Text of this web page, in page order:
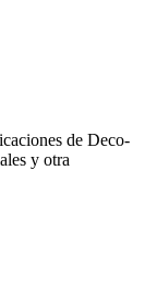
de Deco-
y otra